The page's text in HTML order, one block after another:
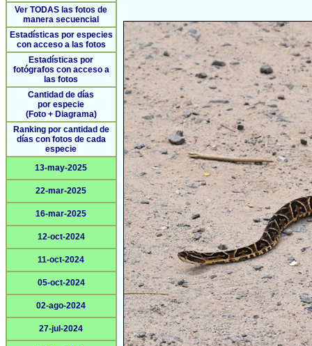
Ver TODAS las fotos de
manera secuencial
Estadísticas por especies
con acceso a las fotos
Estadísticas por
fotógrafos con acceso a
las fotos
Cantidad de días
por especie
(Foto + Diagrama)
Ranking por cantidad de
días con fotos de cada
especie
13-may-2025
22-mar-2025
16-mar-2025
12-oct-2024
11-oct-2024
05-oct-2024
02-ago-2024
27-jul-2024